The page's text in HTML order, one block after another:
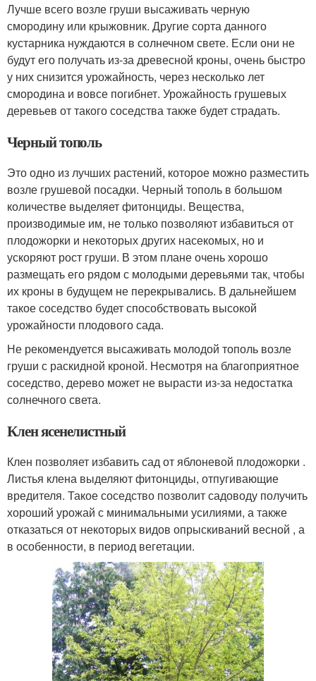
Лучше всего возле груши высаживать черную
смородину или крыжовник. Другие сорта данного
кустарника нуждаются в солнечном свете. Если они не
будут его получать из-за древесной кроны, очень быстро
у них снизится урожайность, через несколько лет
смородина и вовсе погибнет. Урожайность грушевых
деревьев от такого соседства также будет страдать.
Черный тополь
Это одно из лучших растений, которое можно разместить
возле грушевой посадки. Черный тополь в большом
количестве выделяет фитонциды. Вещества,
производимые им, не только позволяют избавиться от
плодожорки и некоторых других насекомых, но и
ускоряют рост груши. В этом плане очень хорошо
размещать его рядом с молодыми деревьями так, чтобы
их кроны в будущем не перекрывались. В дальнейшем
такое соседство будет способствовать высокой
урожайности плодового сада.
Не рекомендуется высаживать молодой тополь возле
груши с раскидной кроной. Несмотря на благоприятное
соседство, дерево может не вырасти из-за недостатка
солнечного света.
Клен ясенелистный
Клен позволяет избавить сад от яблоневой плодожорки .
Листья клена выделяют фитонциды, отпугивающие
вредителя. Такое соседство позволит садоводу получить
хороший урожай с минимальными усилиями, а также
отказаться от некоторых видов опрыскиваний весной , а
в особенности, в период вегетации.